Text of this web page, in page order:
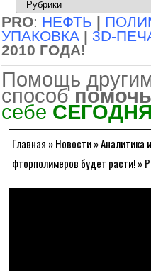
PRO: НЕФТЬ |
УПАКОВКА | 3D-
2010 ГОДА!
Помощь
способ
себе СЕГОДНЯ
Главная »Новости»Аналитика
фторполимеров будет расти!»